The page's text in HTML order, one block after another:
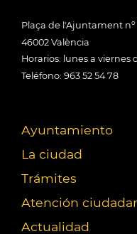
Plaça de l'Ajuntament nº
46002 València
Horarios: lunes a viernes
Teléfono: 963 52 54 78
Ayuntamiento
La ciudad
Trámites
Atención
Actualidad